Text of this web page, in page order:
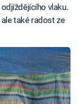
vlaku.
také radost ze